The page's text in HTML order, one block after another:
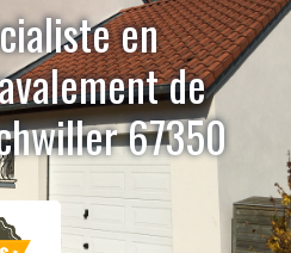
en
de
67350